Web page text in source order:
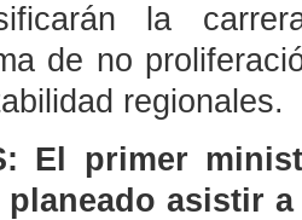
la
de no
regionales.
El primer
planeado asistir